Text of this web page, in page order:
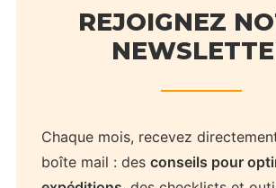
Transport produits surgelés
faire ?
2 décembre 2025
REJOIGNEZ
Chaque mois, recevez
boîte mail : des conseils pour